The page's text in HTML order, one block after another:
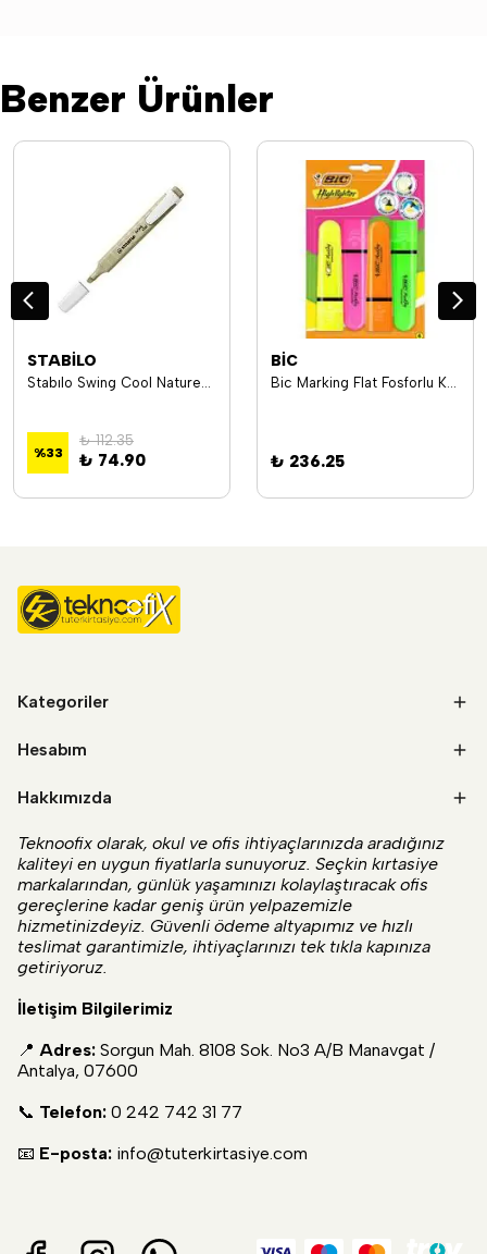
Benzer Ürünler
STABİLO
Stabılo Swing Cool Naturecolors - Çamur
%33
₺ 112.35
₺ 74.90
BİC
Bic Marking Flat Fosforlu Kalem 4 Lü
₺ 236.25
Kategoriler
Hesabım
Hakkımızda
Teknoofix olarak, okul ve ofis ihtiyaçlarınızda aradığınız
kaliteyi en uygun fiyatlarla sunuyoruz. Seçkin kırtasiye
markalarından, günlük yaşamınızı kolaylaştıracak ofis
gereçlerine kadar geniş ürün yelpazemizle
hizmetinizdeyiz. Güvenli ödeme altyapımız ve hızlı
teslimat garantimizle, ihtiyaçlarınızı tek tıkla kapınıza
getiriyoruz.
İletişim Bilgilerimiz
📍 Adres: Sorgun Mah. 8108 Sok. No3 A/B Manavgat /
Antalya, 07600
📞 Telefon: 0 242 742 31 77
📧 E-posta: info@tuterkirtasiye.com